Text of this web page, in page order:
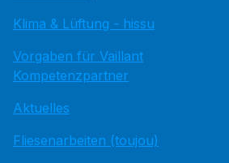
Klima & Lüftung - hissu
Vorgaben für Vaillant
Kompetenzpartner
Aktuelles
Fliesenarbeiten (toujou)